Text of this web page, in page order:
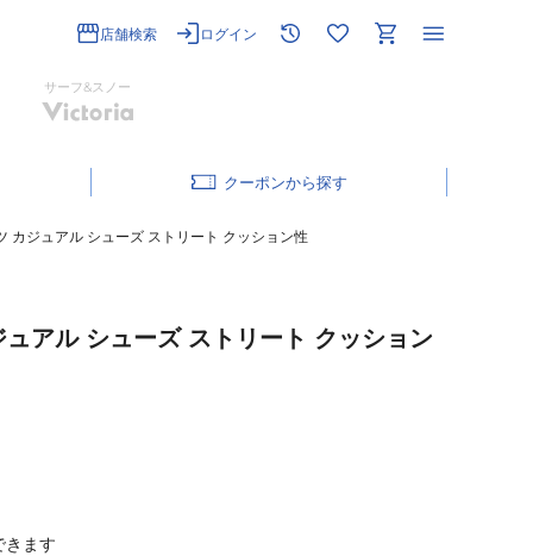
店舗検索 ログイン
サーフ&スノー
クーポン
カジュアル シューズ ストリート クッション性
アル シューズ ストリート クッション
きます